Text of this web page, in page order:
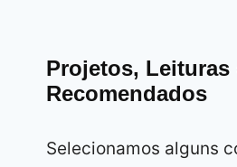
Projetos, Leituras
Recomendados
Selecionamos alguns